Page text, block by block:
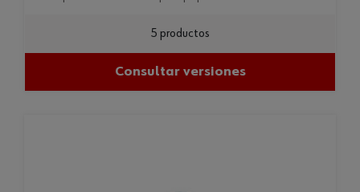
5 productos
Consultar versiones